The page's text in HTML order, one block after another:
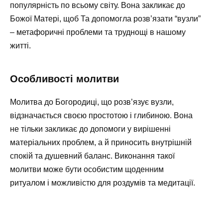
популярність по всьому світу. Вона закликає до
Божої Матері, щоб Та допомогла розв’язати “вузли”
– метафоричні проблеми та труднощі в нашому
житті.
Особливості молитви
Молитва до Богородиці, що розв’язує вузли,
відзначається своєю простотою і глибиною. Вона
не тільки закликає до допомоги у вирішенні
матеріальних проблем, а й приносить внутрішній
спокій та душевний баланс. Виконання такої
молитви може бути особистим щоденним
ритуалом і можливістю для роздумів та медитації.